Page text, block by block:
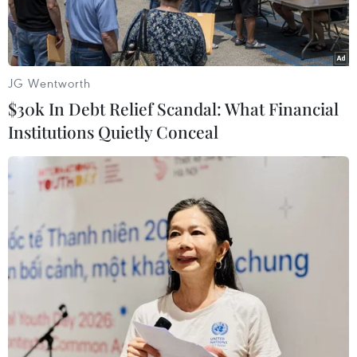
Hỗ trợ ngư dân khắc phục sự cố tàu cá. (Ảnh minh họa. Nguồn:
TTXVN phát)
Theo Hải đoàn 129 Hải quân (đóng tại thành
phố Vũng Tàu, tỉnh Bà Rịa-Vũng Tàu), tới trưa
JG Wentworth
$30k In Debt Relief Scandal: What Financial
Institutions Quietly Conceal